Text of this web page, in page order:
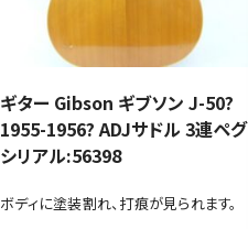
ギター Gibson ギブソン J-50?
1955-1956? ADJサドル 3連ペグ
シリアル:56398
ボディに塗装割れ、打痕が見られます。